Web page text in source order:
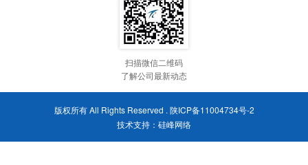
扫描微信二维码
了解公司最新动态
版权所有 All Rights Reserved . 陕ICP备11004734号-2
技术支持： 硅峰网络